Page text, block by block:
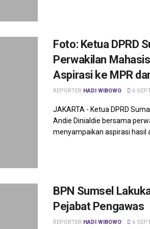
Foto: Ketua DPRD
Perwakilan
Aspirasi ke MPR
REPORTER HADI WIBOWO 6
JAKARTA - Ketua DPRD
Andie Dinialdie bersama
menyampaikan aspirasi hasil
BPN Sumsel
Pejabat Pengawas
REPORTER HADI WIBOWO 6